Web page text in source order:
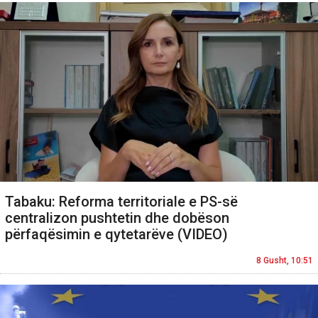
Tabaku: Reforma territoriale e PS-së
centralizon pushtetin dhe dobëson
përfaqësimin e qytetarëve (VIDEO)
8 Gusht, 10:51